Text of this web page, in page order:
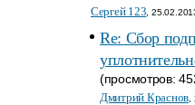
Сергей 123 ,
Re: Сбор
(просмотров:
Дмитрий Краснов